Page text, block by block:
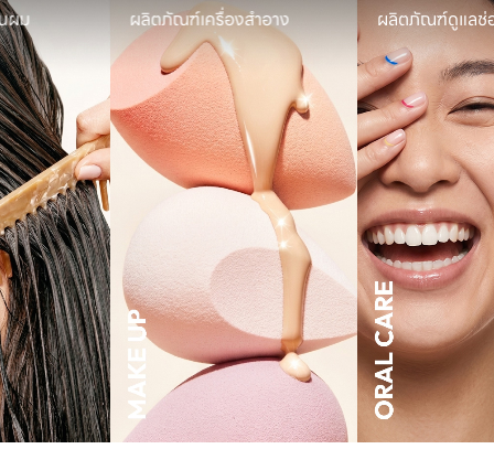
ผลิตภัณฑ์เครื่องสำอาง ผลิตภัณฑ์ดูแลช่องปาก